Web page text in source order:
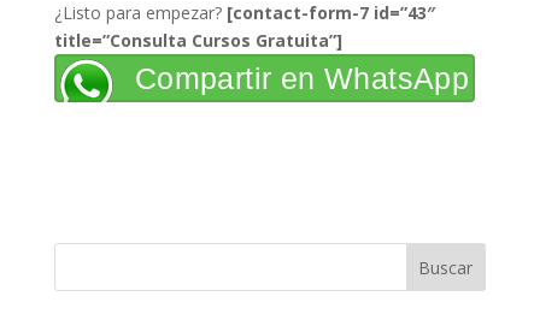
¿Listo para empezar? [contact-form-7 id=”43″
title=”Consulta Cursos Gratuita”]
Compartir en WhatsApp
Buscar